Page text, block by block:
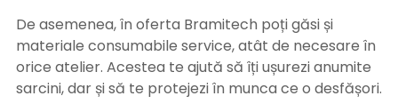
De asemenea, în oferta Bramitech poți găsi și
materiale consumabile service, atât de necesare în
orice atelier. Acestea te ajută să îți ușurezi anumite
sarcini, dar și să te protejezi în munca ce o desfășori.